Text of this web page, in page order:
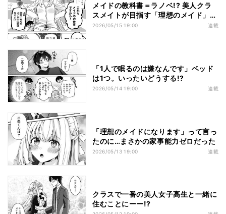
メイドの教科書＝ラノベ!? 美人クラ
スメイトが目指す「理想のメイド」と
は…
2026/05/15 19:00 連載
「1人で眠るのは嫌なんです」ベッド
は1つ。いったいどうする!?
2026/05/14 19:00 連載
「理想のメイドになります」って言っ
たのに…まさかの家事能力ゼロだった
2026/05/13 19:00 連載
クラスで一番の美人女子高生と一緒に
住むことにーー!?